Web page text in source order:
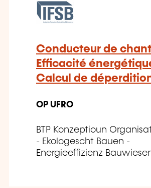
Conducteur de
Efficacité
Calcul de
OP UFRO
BTP Konzeptioun
- Ekologescht Bauen -
Energieeffizienz